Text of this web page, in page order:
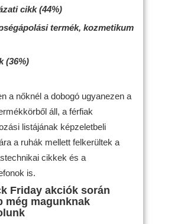
cikk (44%)
termék, kozmetikum
(36%)
a nőknél a dobogó ugyanezen a
áll, a férfiak
listájának képzeletbeli
a ruhák mellett felkerültek a
cikkek és a
is.
Friday akciók során
még magunknak